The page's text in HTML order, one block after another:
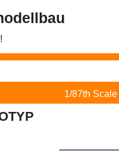
1/87th Scale